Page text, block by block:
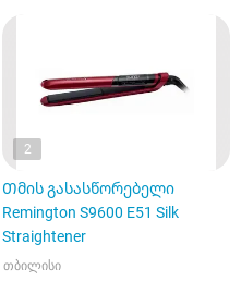
2
Თმის გასასწორებელი
Remington S9600 E51 Silk
Straightener
თბილისი